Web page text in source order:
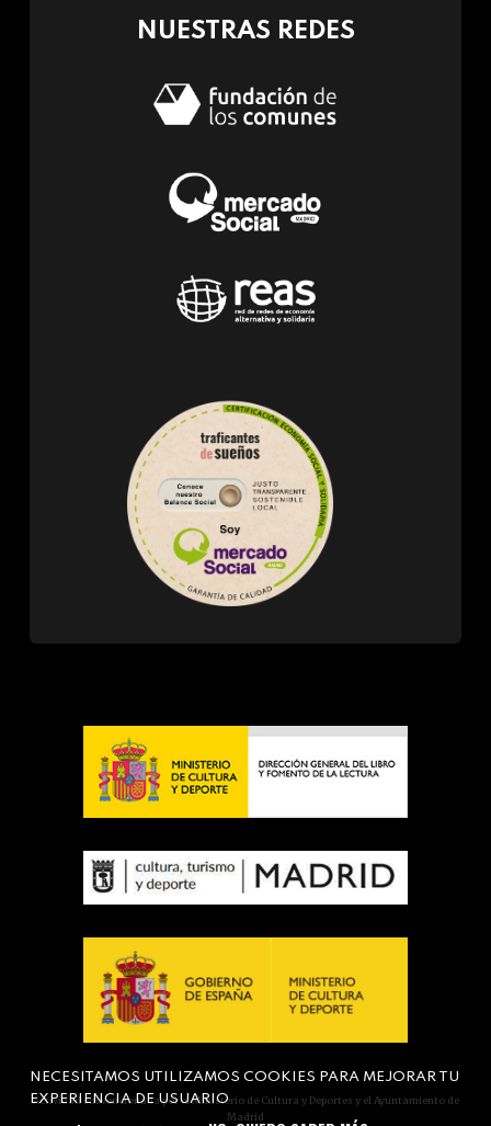
NUESTRAS REDES
Actividad subvencionada por el Ministerio de Cultura y Deportes y el Ayuntamiento de
Madrid
NECESITAMOS UTILIZAMOS COOKIES PARA MEJORAR TU
EXPERIENCIA DE USUARIO